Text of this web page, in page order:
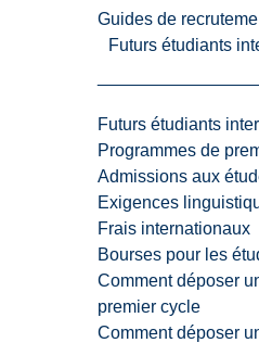
Guides de
Futurs étudiants
Futurs étudiants
Programmes de
Admissions aux
Exigences
Frais internationaux
Bourses pour les
Comment déposer
premier cycle
Comment déposer